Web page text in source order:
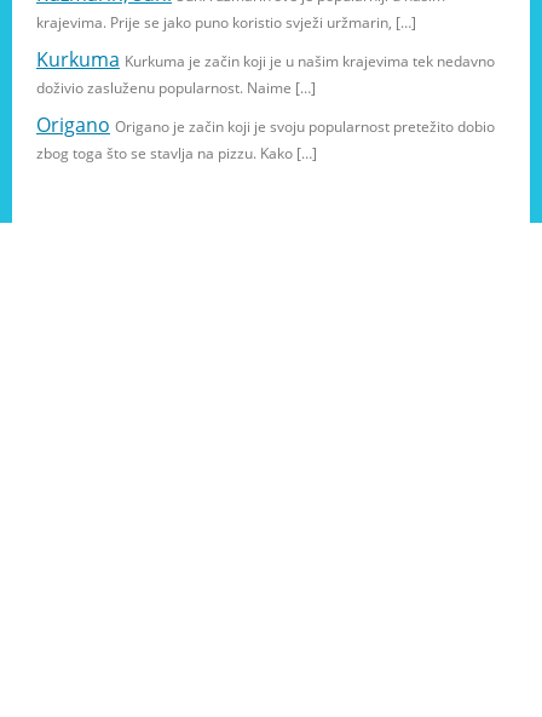
krajevima. Prije se jako puno koristio svježi uržmarin, […]
Kurkuma Kurkuma je začin koji je u našim krajevima tek nedavno
doživio zasluženu popularnost. Naime […]
Origano Origano je začin koji je svoju popularnost pretežito dobio
zbog toga što se stavlja na pizzu. Kako […]